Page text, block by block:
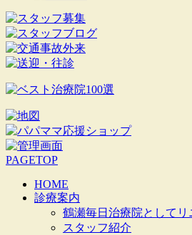
PAGETOP
HOME
診療案内
鶴瀬毎日治療院として
スタッフ紹介